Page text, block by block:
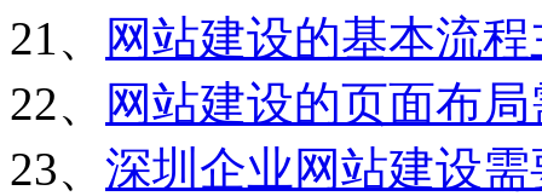
21、
网站建设的基本流
22、
网站建设的页面布
23、 深圳企业网站建设